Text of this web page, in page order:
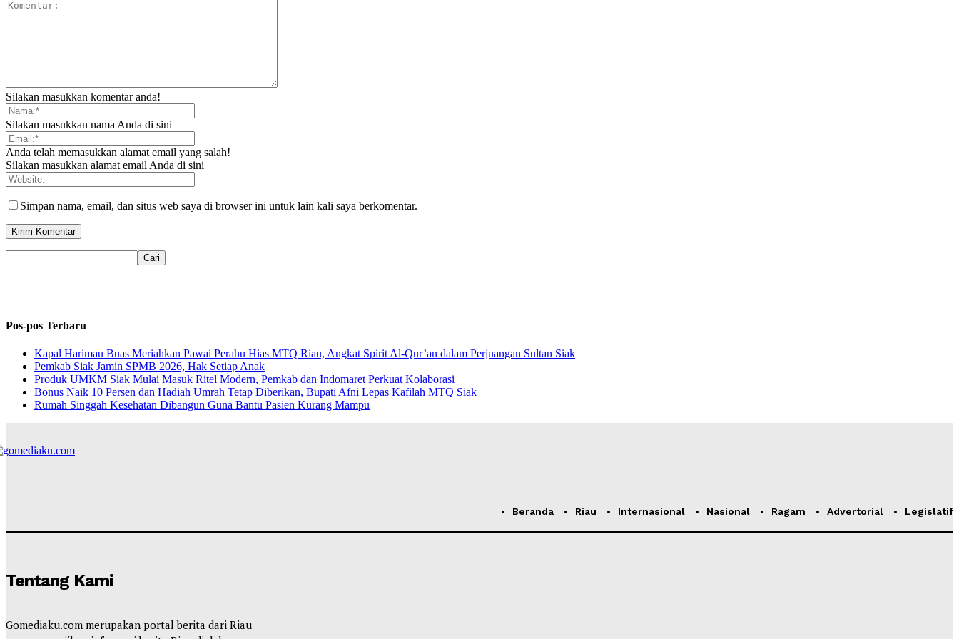
Silakan masukkan komentar anda!
Silakan masukkan nama Anda di sini
Anda telah memasukkan alamat email yang salah!
Silakan masukkan alamat email Anda di sini
Simpan nama, email, dan situs web saya di browser ini untuk lain kali saya berkomentar.
Pos-pos Terbaru
Kapal Harimau Buas Meriahkan Pawai Perahu Hias MTQ Riau, Angkat Spirit Al-Qur’an dalam Perjuangan Sultan Siak
Pemkab Siak Jamin SPMB 2026, Hak Setiap Anak
Produk UMKM Siak Mulai Masuk Ritel Modern, Pemkab dan Indomaret Perkuat Kolaborasi
Bonus Naik 10 Persen dan Hadiah Umrah Tetap Diberikan, Bupati Afni Lepas Kafilah MTQ Siak
Rumah Singgah Kesehatan Dibangun Guna Bantu Pasien Kurang Mampu
Beranda Riau Internasional Nasional Ragam Advertorial Legislatif
Tentang Kami
Gomediaku.com merupakan portal berita dari Riau